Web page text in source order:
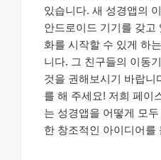
있습니다. 새 성경앱의
안드로이드 기기를 갖고
화를 시작할 수 있게 하
니다. 그 친구들의 이동
것을 권해보시기 바랍니
를 해 주세요! 저희 페이
는 성경앱을 어떻게 모
한 창조적인 아이디어를